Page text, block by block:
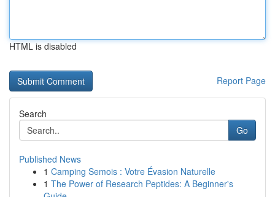
HTML is disabled
Report Page
Search
Go
Published News
1 Camping Semois : Votre Évasion Naturelle
1 The Power of Research Peptides: A Beginner's